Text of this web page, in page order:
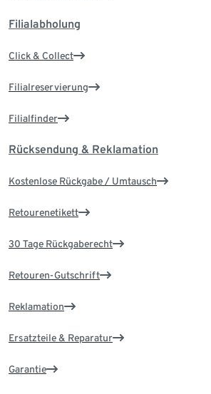
Filialabholung
Click & Collect
Filialreservierung
Filialfinder
Rücksendung & Reklamation
Kostenlose Rückgabe / Umtausch
Retourenetikett
30 Tage Rückgaberecht
Retouren-Gutschrift
Reklamation
Ersatzteile & Reparatur
Garantie